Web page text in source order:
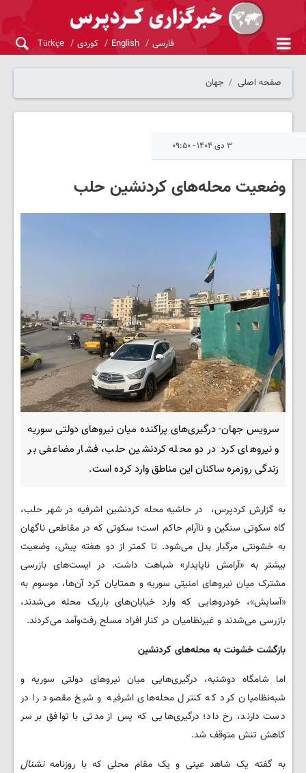
فارسی English کوردی Türkçe
صفحه اصلی جهان
۳ دی ۱۴۰۴ - ۰۹:۵۰
وضعیت محله‌های کردنشین حلب
سرویس جهان- درگیری‌های پراکنده میان نیروهای دولتی سوریه
و نیروهای کرد در دو محله کردنشین حلب، فشار مضاعفی بر
زندگی روزمره ساکنان این مناطق وارد کرده است.
به گزارش کردپرس، در حاشیه محله کردنشین اشرفیه در شهر حلب،
گاه سکوتی سنگین و ناآرام حاکم است؛ سکوتی که در مقاطعی ناگهان
به خشونتی مرگبار بدل می‌شود. تا کمتر از دو هفته پیش، وضعیت
بیشتر به «آرامش ناپایدار» شباهت داشت. در ایست‌های بازرسی
مشترک میان نیروهای امنیتی سوریه و همتایان کرد آن‌ها، موسوم به
«آسایش»، خودروهایی که وارد خیابان‌های باریک محله می‌شدند،
بازرسی می‌شدند و غیرنظامیان در کنار افراد مسلح رفت‌وآمد می‌کردند.
بازگشت خشونت به محله‌های کردنشین
اما شامگاه دوشنبه، درگیری‌هایی میان نیروهای دولتی سوریه و
شبه‌نظامیان کرد که کنترل محله‌های اشرفیه و شیخ مقصود را در
دست دارند، رخ داد؛ درگیری‌هایی که پس از مدتی با توافق بر سر
کاهش تنش متوقف شد.
به گفته یک شاهد عینی و یک مقام محلی که با روزنامهنشنال